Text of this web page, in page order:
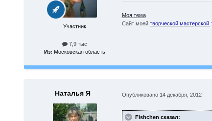
Участник
7,9 тыс
Из: Московская область
Моя тема
Сайт моей творческой мастерской
Наталья Я Опубликовано 14 декабря, 2012
Fishchen сказал: